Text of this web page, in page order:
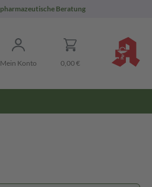
pharmazeutische Beratung
Mein Konto 0,00 €